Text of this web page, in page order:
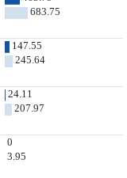
683.75
147.55
245.64
24.11
207.97
0
3.95